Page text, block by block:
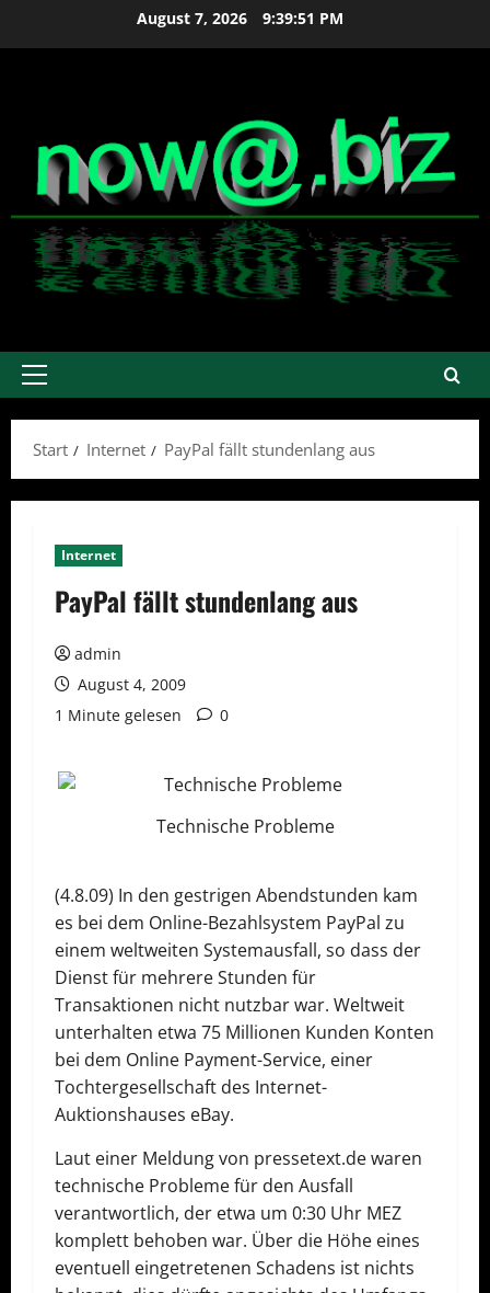
August 7, 2026 9:39:52 PM
Primäres
Start
Internet PayPal fällt stundenlang aus
Internet
PayPal fällt stundenlang aus
admin
August 4, 2009
1 Minute gelesen
0
Technische Probleme
(4.8.09) In den gestrigen Abendstunden kam
es bei dem Online-Bezahlsystem PayPal zu
einem weltweiten Systemausfall, so dass der
Dienst für mehrere Stunden für
Transaktionen nicht nutzbar war. Weltweit
unterhalten etwa 75 Millionen Kunden Konten
bei dem Online Payment-Service, einer
Tochtergesellschaft des Internet-
Auktionshauses eBay.
Laut einer Meldung von pressetext.de waren
technische Probleme für den Ausfall
verantwortlich, der etwa um 0:30 Uhr MEZ
komplett behoben war. Über die Höhe eines
eventuell eingetretenen Schadens ist nichts